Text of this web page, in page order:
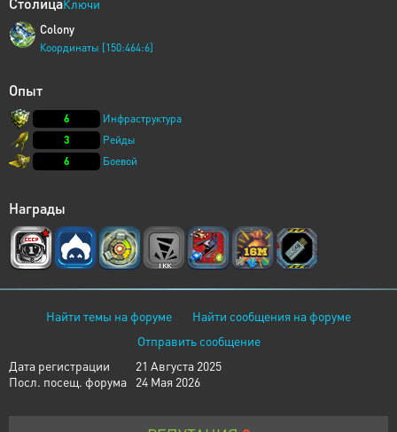
Colony
Координаты [150:464:6]
Опыт
6
Инфраструктура
3
Рейды
6
Боевой
Награды
Найти темы на форуме
Найти сообщения на форуме
Отправить сообщение
Дата регистрации
21 Августа 2025
Посл. посещ. форума
24 Мая 2026